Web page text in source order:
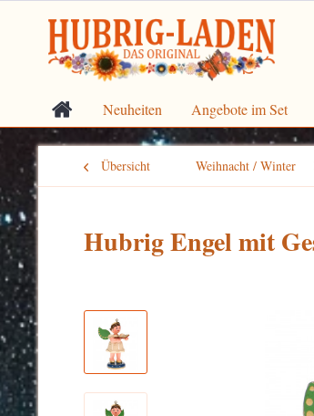
Neuheiten Angebote im Set
Übersicht Weihnacht / Winter
Hubrig Engel mit